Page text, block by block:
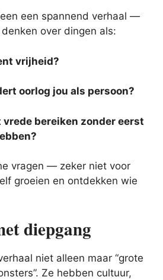
een spannend verhaal —
over dingen als:
vrijheid?
oorlog jou als persoon?
vrede bereiken zonder eerst
vragen — zeker niet voor
groeien en ontdekken wie
diepgang
niet alleen maar “grote
Ze hebben cultuur,